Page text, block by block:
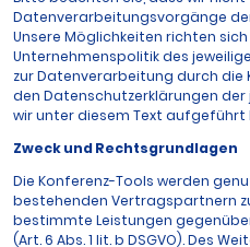
Datenverarbeitungsvorgänge
Unsere Möglichkeiten richten
Unternehmenspolitik des
zur Datenverarbeitung durch die
den Datenschutzerklärungen der
wir unter diesem Text aufgeführt
Zweck und Rechtsgrundlagen
Die Konferenz-Tools werden
bestehenden Vertragspartnern
bestimmte Leistungen
(Art. 6 Abs. 1 lit. b DSGVO). Des